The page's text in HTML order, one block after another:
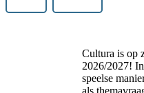
Cultura is op
2026/2027!
speelse
als